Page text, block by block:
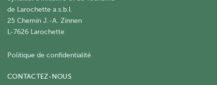
de Larochette a.s.b.l.
25 Chemin J.-A. Zinnen
L-7626 Larochette
Politique de confidentialité
CONTACTEZ-NOUS